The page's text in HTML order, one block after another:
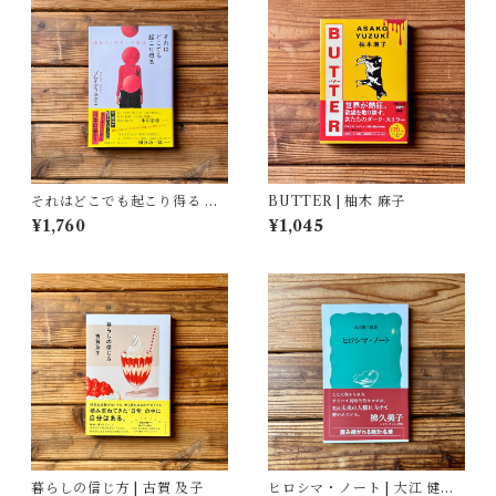
それはどこでも起こり得る 壊
れゆく世界への抵抗 | ブレイデ
ィ みかこ
¥1,760
BUTTER | 柚木 麻子
¥1,045
暮らしの信じ方 | 古賀 及子 ヒロシマ・ノート | 大江 健三